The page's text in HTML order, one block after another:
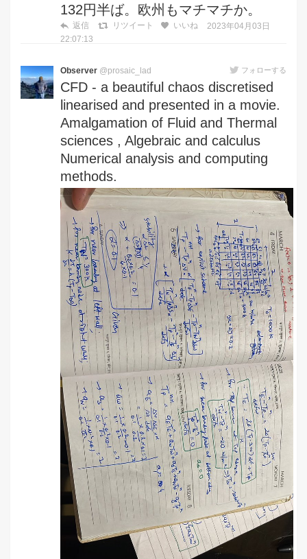
132円半ば。欧州もマチマチか。
返信 リツイート いいね
2023年04月03日
22:07:13
Observer @prosaic_lad フォローする
CFD - a beautiful chaos discretised
linearised and presented in a movie.
Amalgamation of Fluid and Thermal
sciences , Algebraic and calculus
Numerical analysis and computing
methods.